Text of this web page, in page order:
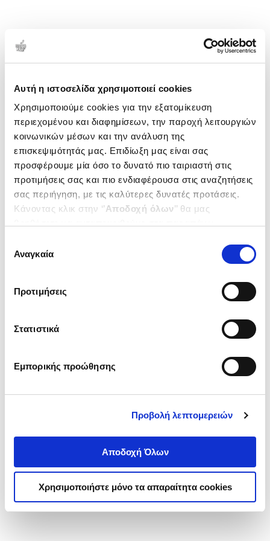
Αυτή η ιστοσελίδα χρησιμοποιεί cookies
Χρησιμοποιούμε cookies για την εξατομίκευση
περιεχομένου και διαφημίσεων, την παροχή λειτουργιών
κοινωνικών μέσων και την ανάλυση της
επισκεψιμότητάς μας. Επιδίωξη μας είναι σας
προσφέρουμε μία όσο το δυνατό πιο ταιριαστή στις
προτιμήσεις σας και πιο ενδιαφέρουσα στις αναζητήσεις
σας περιήγηση, με τις καλύτερες δυνατές προτάσεις.
Κάνοντας κλικ στην ‘’Αποδοχή όλων’’ θα μας
ενδιαφέρουν και να επιλέξετε από τα παρακάτω με την
΄΄και να ενημερωθείτε σχετικά με
συγκατάθεσης
Αναγκαία
Προτιμήσεις
Στατιστικά
Εμπορικής προώθησης
Προβολή λεπτομερειών
Αποδοχή Όλων
Χρησιμοποιήστε μόνο τα απαραίτητα cookies